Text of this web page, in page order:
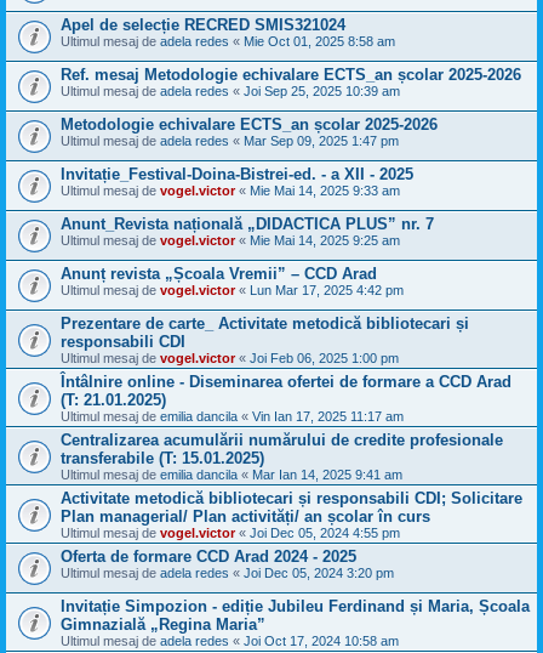
Apel de selecție RECRED SMIS321024
Ultimul mesaj de adela redes « Mie Oct 01, 2025 8:58 am
Ref. mesaj Metodologie echivalare ECTS_an școlar 2025-2026
Ultimul mesaj de adela redes « Joi Sep 25, 2025 10:39 am
Metodologie echivalare ECTS_an școlar 2025-2026
Ultimul mesaj de adela redes « Mar Sep 09, 2025 1:47 pm
Invitație_Festival-Doina-Bistrei-ed. - a XII - 2025
Ultimul mesaj de vogel.victor« Mie Mai 14, 2025 9:33 am
Anunt_Revista națională „DIDACTICA PLUS” nr. 7
Ultimul mesaj de vogel.victor« Mie Mai 14, 2025 9:25 am
Anunț revista „Școala Vremii” – CCD Arad
Ultimul mesaj de vogel.victor« Lun Mar 17, 2025 4:42 pm
Prezentare de carte_ Activitate metodică bibliotecari și
responsabili CDI
Ultimul mesaj de vogel.victor« Joi Feb 06, 2025 1:00 pm
Întâlnire online - Diseminarea ofertei de formare a CCD Arad
(T: 21.01.2025)
Ultimul mesaj de emilia dancila « Vin Ian 17, 2025 11:17 am
Centralizarea acumulării numărului de credite profesionale
transferabile (T: 15.01.2025)
Ultimul mesaj de emilia dancila « Mar Ian 14, 2025 9:41 am
Activitate metodică bibliotecari și responsabili CDI; Solicitare
Plan managerial/ Plan activități/ an școlar în curs
Ultimul mesaj de vogel.victor« Joi Dec 05, 2024 4:55 pm
Oferta de formare CCD Arad 2024 - 2025
Ultimul mesaj de adela redes « Joi Dec 05, 2024 3:20 pm
Invitație Simpozion - ediție Jubileu Ferdinand și Maria, Școala
Gimnazială „Regina Maria”
Ultimul mesaj de adela redes « Joi Oct 17, 2024 10:58 am